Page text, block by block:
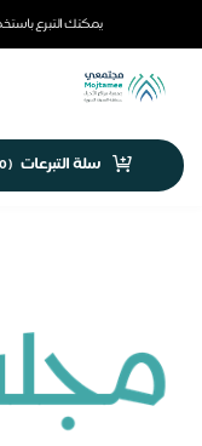
يمكنك التبرع
سلة التبرعات (
0